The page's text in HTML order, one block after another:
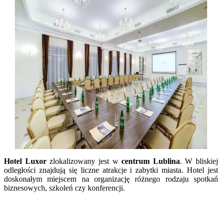
Hotel Luxorzlokalizowany jest wcentrum Lublina. W bliskiej
odległości znajdują się liczne atrakcje i zabytki miasta. Hotel jest
doskonałym miejscem na organizację różnego rodzaju spotkań
biznesowych, szkoleń czy konferencji.